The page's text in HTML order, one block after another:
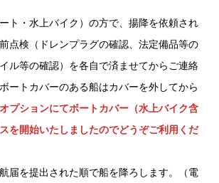
ト・水上バイク）の方で、揚降を依頼され
点検（ドレンプラグの確認、法定備品等の
ル等の確認）を各自で済ませてからご連絡
ートカバーのある船はカバーを外してから
オプションにてボートカバー（水上バイク含
を開始いたしましたのでどうぞご利用くだ
届を提出された順で船を降ろします。（電